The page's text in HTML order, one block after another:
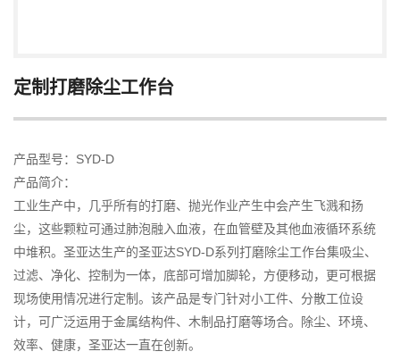
定制打磨除尘工作台
产品型号：SYD-D
产品简介：
工业生产中，几乎所有的打磨、抛光作业产生中会产生飞溅和扬
尘，这些颗粒可通过肺泡融入血液，在血管壁及其他血液循环系统
中堆积。圣亚达生产的圣亚达SYD-D系列打磨除尘工作台集吸尘、
过滤、净化、控制为一体，底部可增加脚轮，方便移动，更可根据
现场使用情况进行定制。该产品是专门针对小工件、分散工位设
计，可广泛运用于金属结构件、木制品打磨等场合。除尘、环境、
效率、健康，圣亚达一直在创新。